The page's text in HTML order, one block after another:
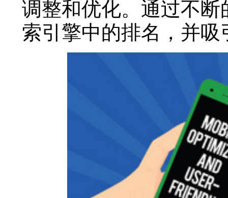
调整和优化。通过不
索引擎中的排名，并